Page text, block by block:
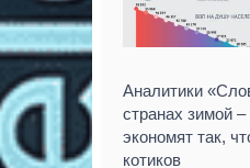
Аналитики
странах зимой
экономят так,
котиков